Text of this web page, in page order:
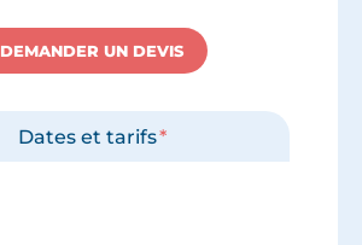
DEMANDER UN DEVIS
Dates et tarifs*